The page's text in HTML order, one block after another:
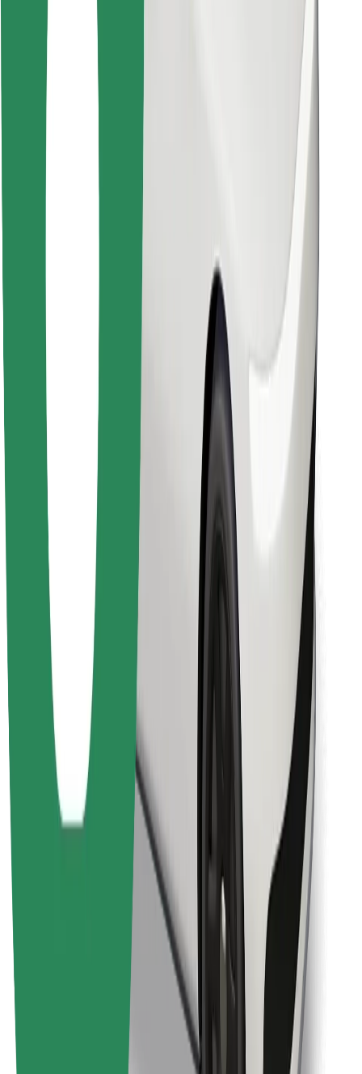
Télécharger l'appli Bolt
Télécharger l'appli Bolt Food